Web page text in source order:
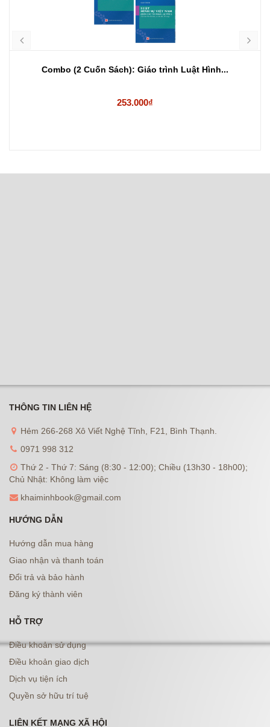
Combo (2 Cuốn Sách): Giáo trình Luật Hình...
253.000₫
THÔNG TIN LIÊN HỆ
Hẻm 266-268 Xô Viết Nghệ Tĩnh, F21, Bình Thạnh.
0971 998 312
Thứ 2 - Thứ 7: Sáng (8:30 - 12:00); Chiều (13h30 - 18h00);
Chủ Nhật: Không làm việc
khaiminhbook@gmail.com
HƯỚNG DẪN
Hướng dẫn mua hàng
Giao nhận và thanh toán
Đổi trả và bảo hành
Đăng ký thành viên
HỖ TRỢ
Điều khoản sử dụng
Điều khoản giao dịch
Dịch vụ tiện ích
Quyền sở hữu trí tuệ
LIÊN KẾT MẠNG XÃ HỘI